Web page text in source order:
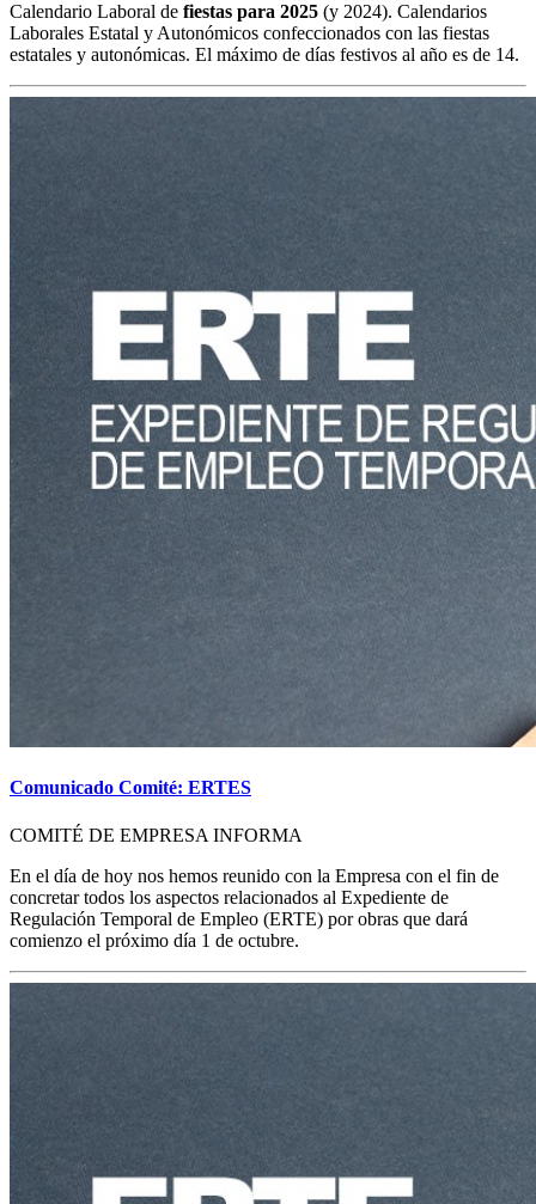
Calendario Laboral de fiestas para 2025 (y 2024). Calendarios
Laborales Estatal y Autonómicos confeccionados con las fiestas
estatales y autonómicas. El máximo de días festivos al año es de 14.
Comunicado Comité: ERTES
COMITÉ DE EMPRESA INFORMA
En el día de hoy nos hemos reunido con la Empresa con el fin de
concretar todos los aspectos relacionados al Expediente de
Regulación Temporal de Empleo (ERTE) por obras que dará
comienzo el próximo día 1 de octubre.